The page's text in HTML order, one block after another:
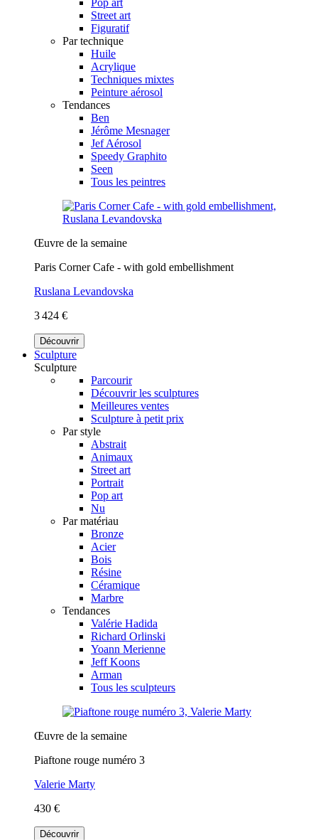
Street art
Figuratif
Par technique
Huile
Acrylique
Techniques mixtes
Peinture aérosol
Tendances
Ben
Jérôme Mesnager
Jef Aérosol
Speedy Graphito
Seen
Tous les peintres
Œuvre de la semaine
Paris Corner Cafe - with gold embellishment
Ruslana Levandovska
3 424 €
Découvrir
Sculpture
Sculpture
Parcourir
Découvrir les sculptures
Meilleures ventes
Sculpture à petit prix
Par style
Abstrait
Animaux
Street art
Portrait
Pop art
Nu
Par matériau
Bronze
Acier
Bois
Résine
Céramique
Marbre
Tendances
Valérie Hadida
Richard Orlinski
Yoann Merienne
Jeff Koons
Arman
Tous les sculpteurs
Œuvre de la semaine
Piaftone rouge numéro 3
Valerie Marty
430 €
Découvrir